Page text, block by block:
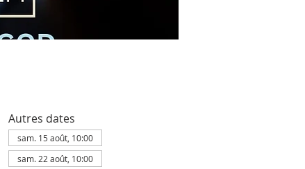
Autres dates
sam. 15 août, 10:00
sam. 22 août, 10:00